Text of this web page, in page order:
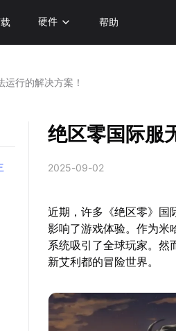
硬件 帮助
行的解决方案！
绝区零国际服
2025-09-02
近期，许多《绝区零》国
影响了游戏体验。作为米
系统吸引了全球玩家。然
新艾利都的冒险世界。